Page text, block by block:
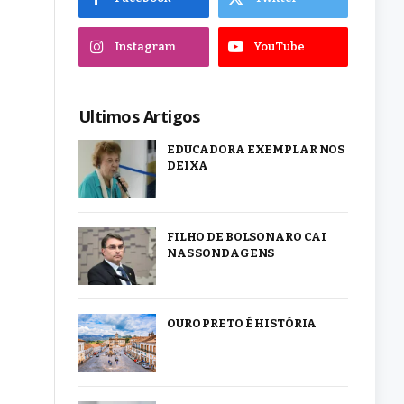
Instagram YouTube
Ultimos Artigos
EDUCADORA EXEMPLAR NOS
DEIXA
FILHO DE BOLSONARO CAI
NAS SONDAGENS
OURO PRETO É HISTÓRIA